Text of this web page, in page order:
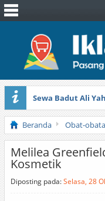
Sewa Badut Ali
Honda Brio 1.3 E
Beranda Obat-
Melilea
Kosmetik
Diposting pada:Selasa, 28